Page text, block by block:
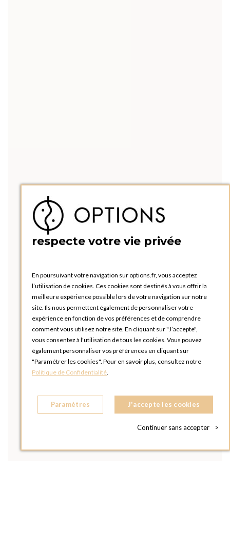
respecte votre vie privée
En poursuivant votre navigation sur options.fr, vous acceptez
l’utilisation de cookies. Ces cookies sont destinés à vous offrir la
meilleure expérience possible lors de votre navigation sur notre
site. Ils nous permettent également de personnaliser votre
expérience en fonction de vos préférences et de comprendre
comment vous utilisez notre site. En cliquant sur "J’accepte",
vous consentez à l'utilisation de tous les cookies. Vous pouvez
également personnaliser vos préférences en cliquant sur
"Paramétrer les cookies". Pour en savoir plus, consultez notre
Politique de Confidentialité.
Paramètres J'accepte les cookies
Continuer sans accepter >